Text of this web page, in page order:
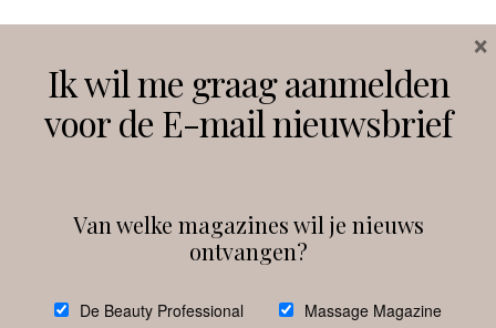
Instagram Facebook
debeautyprofessional
Ik wil me graag aanmelden
voor de E-mail nieuwsbrief
Van welke magazines wil je nieuws
ontvangen?
De Beauty Professional Massage Magazine
×